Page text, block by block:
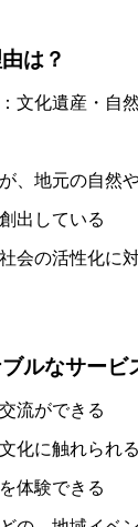
は？
文化遺産・自
、地元の自然
出している
会の活性化に
ルなサービ
流ができる
化に触れられる
体験できる